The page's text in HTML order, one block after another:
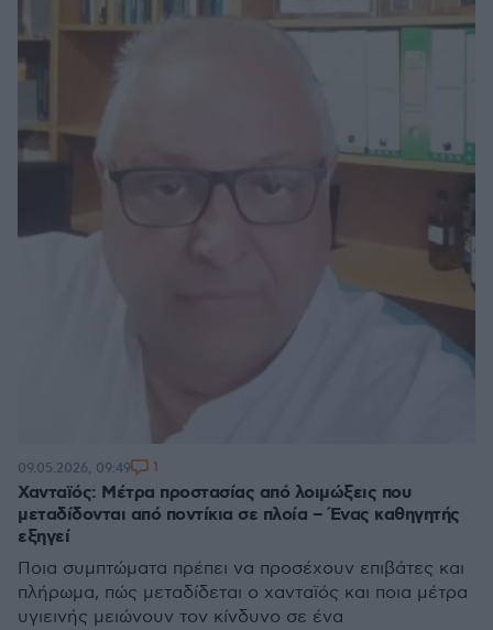
Χανταϊός: Μέτρα προστασίας από λοιμώξεις που
μεταδίδονται από ποντίκια σε πλοία – Ένας καθηγητής
εξηγεί
Ποια συμπτώματα πρέπει να προσέχουν επιβάτες και
πλήρωμα, πώς μεταδίδεται ο χανταϊός και ποια μέτρα
υγιεινής μειώνουν τον κίνδυνο σε ένα
09.05.2026, 09:49 1